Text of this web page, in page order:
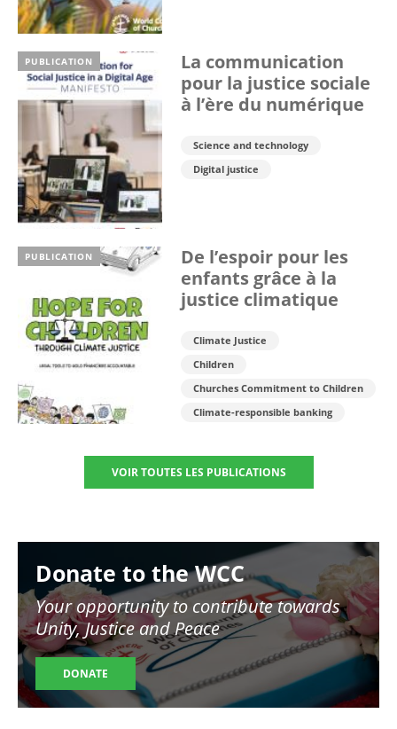
PUBLICATION
La communication
pour la justice sociale
à l’ère du numérique
Science and technology
Digital justice
PUBLICATION
De l’espoir pour les
enfants grâce à la
justice climatique
Climate Justice
Children
Churches Commitment to Children
Climate-responsible banking
VOIR TOUTES LES PUBLICATIONS
Donate to the WCC
Your opportunity to contribute towards
Unity, Justice and Peace
DONATE